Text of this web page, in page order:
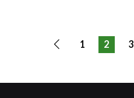
Page
précédente
1 2 3